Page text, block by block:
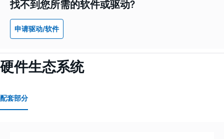
找不到您所需的软件或驱动?
申请驱动/软件
硬件生态系统
配套部分